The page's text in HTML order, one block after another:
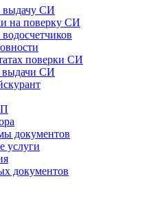
выдачу СИ
на поверку СИ
поверки СИ
выдачи СИ
документов
услуги
документов